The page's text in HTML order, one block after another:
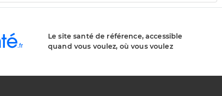
Le site santé de référence, accessible
quand vous voulez, où vous voulez